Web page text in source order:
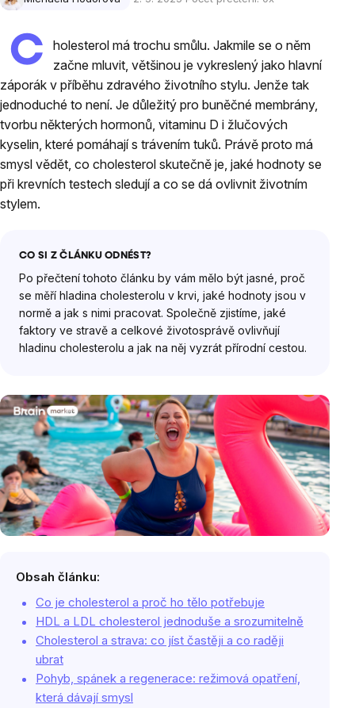
C
holesterol má trochu smůlu. Jakmile se o něm
začne mluvit, většinou je vykreslený jako hlavní
záporák v příběhu zdravého životního stylu. Jenže tak
jednoduché to není. Je důležitý pro buněčné membrány,
tvorbu některých hormonů, vitaminu D i žlučových
kyselin, které pomáhají s trávením tuků. Právě proto má
smysl vědět, co cholesterol skutečně je, jaké hodnoty se
při krevních testech sledují a co se dá ovlivnit životním
stylem.
CO SI Z ČLÁNKU ODNÉST?
Po přečtení tohoto článku by vám mělo být jasné, proč
se měří hladina cholesterolu v krvi, jaké hodnoty jsou v
normě a jak s nimi pracovat. Společně zjistíme, jaké
faktory ve stravě a celkové životosprávě ovlivňují
hladinu cholesterolu a jak na něj vyzrát přírodní cestou.
Obsah článku:
Co je cholesterol a proč ho tělo potřebuje
HDL a LDL cholesterol jednoduše a srozumitelně
Cholesterol a strava: co jíst častěji a co raději
ubrat
Pohyb, spánek a regenerace: režimová opatření,
která dávají smysl